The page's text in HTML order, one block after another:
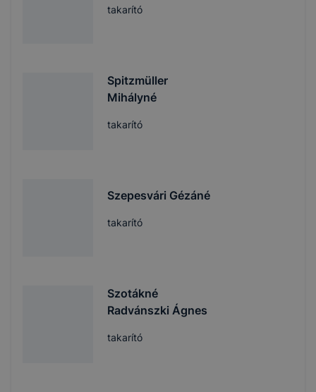
takarító
Spitzmüller
Mihályné
takarító
Szepesvári Gézáné
takarító
Szotákné
Radvánszki Ágnes
takarító